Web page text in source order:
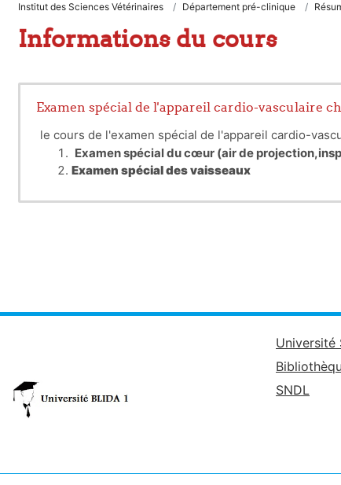
Institut des Sciences Vétérinaires Département pré-clinique
Informations du cours
Examen spécial de l'appareil cardio-vasculaire
le cours de l'examen spécial de l'appareil cardio-
Examen spécial du cœur (air de
Examen spécial des vaisseaux
Examen du sang
Université
SNDL